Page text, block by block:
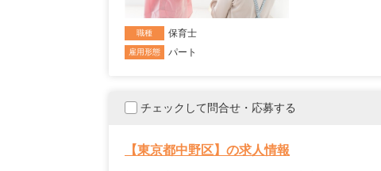
職種 保育士
雇用形態 パート
チェックして問合せ・応募する
【東京都中野区】の求人情報